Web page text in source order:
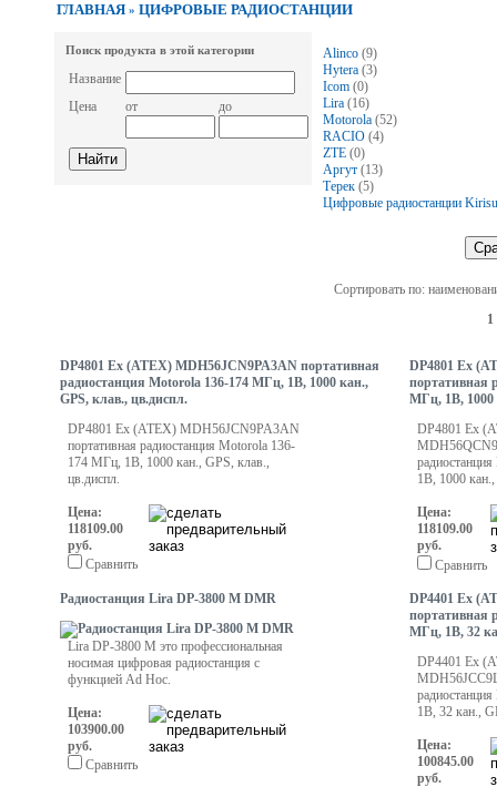
ГЛАВНАЯ » ЦИФРОВЫЕ РАДИОСТАНЦИИ
Поиск продукта в этой категории
Название
Цена
от до
Alinco (9)
Hytera (3)
Icom (0)
Lira (16)
Motorola (52)
RACIO (4)
ZTE (0)
Аргут (13)
Терек (5)
Цифровые радиостанции
Сортировать по:
1
DP4801 Ex (ATEX) MDH56JCN9PA3AN портативная
радиостанция Motorola 136-174 МГц, 1В, 1000 кан.,
GPS, клав., цв.диспл.
DP4801 Ex (ATEX) MDH56JCN9PA3AN
портативная радиостанция Motorola 136-
174 МГц, 1В, 1000 кан., GPS, клав.,
цв.диспл.
Цена:
118109.00
руб.
Сравнить
DP4801 Ex
портативная
МГц, 1В, 1000
DP4801 Ex
1В, 1000
Цена:
118109.00
руб.
Сравнить
Радиостанция Lira DP-3800 M DMR
Lira DP-3800 М это профессиональная
носимая цифровая радиостанция с
функцией Ad Hoc.
Цена:
103900.00
руб.
Сравнить
DP4401 Ex
портативная
МГц, 1В, 32
DP4401 Ex
1В, 32 кан.,
Цена:
100845.00
руб.